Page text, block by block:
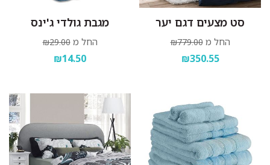
סט מצעים דגם יער
החל מ ₪779.00
₪350.55
מגבת גולדי ג'ינס
החל מ ₪29.00
₪14.50